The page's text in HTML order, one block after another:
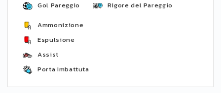
Gol Pareggio
Rigore del Pareggio
Ammonizione
Espulsione
Assist
Porta Imbattuta